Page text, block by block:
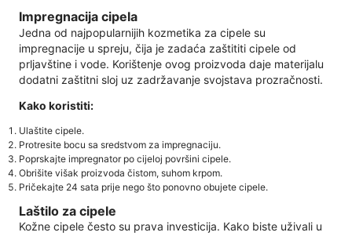
Impregnacija cipela
Jedna od najpopularnijih kozmetika za cipele su
impregnacije u spreju, čija je zadaća zaštititi cipele od
prljavštine i vode. Korištenje ovog proizvoda daje materijalu
dodatni zaštitni sloj uz zadržavanje svojstava prozračnosti.
Kako koristiti:
Ulaštite cipele.
Protresite bocu sa sredstvom za impregnaciju.
Poprskajte impregnator po cijeloj površini cipele.
Obrišite višak proizvoda čistom, suhom krpom.
Pričekajte 24 sata prije nego što ponovno obujete cipele.
Laštilo za cipele
Kožne cipele često su prava investicija. Kako biste uživali u